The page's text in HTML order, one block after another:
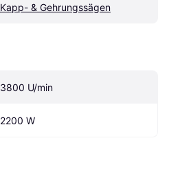
Kapp- & Gehrungssägen
3800 U/min
2200 W